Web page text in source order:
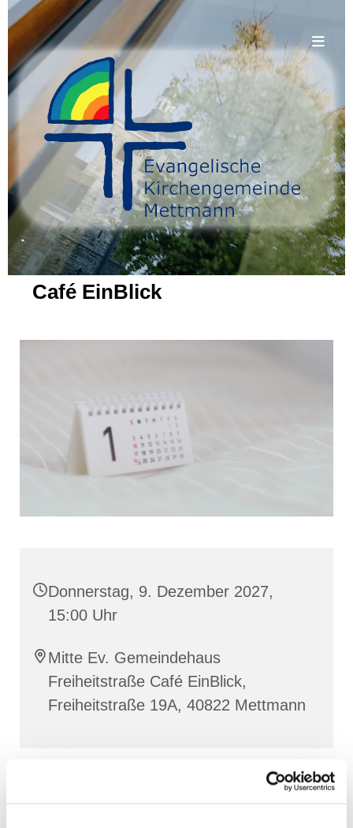
.
Café EinBlick
Donnerstag, 9. Dezember 2027,
15:00 Uhr
Mitte Ev. Gemeindehaus
Freiheitstraße Café EinBlick,
Freiheitstraße 19A, 40822 Mettmann